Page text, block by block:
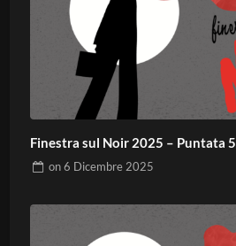
Finestra sul Noir 2025 – Puntata 5
on6 Dicembre 2025